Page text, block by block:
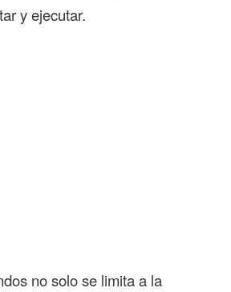
y ejecutar.
no solo se limita a la